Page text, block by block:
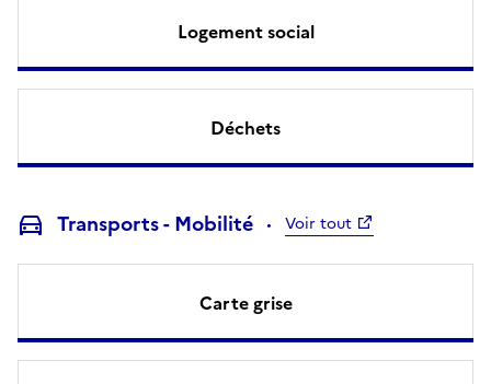
Logement social
Déchets
Transports - Mobilité Voir tout
Carte grise